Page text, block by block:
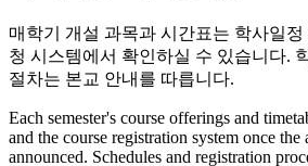
매학기 개설 과목과 시간표는 학사일정
청 시스템에서 확인하실 수 있습니다.
절차는 본교 안내를 따릅니다.
Each semester's course offerings and
and the course registration system once the
announced. Schedules and registration